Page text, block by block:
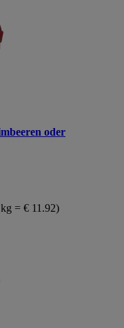
oder
= € 11.92)